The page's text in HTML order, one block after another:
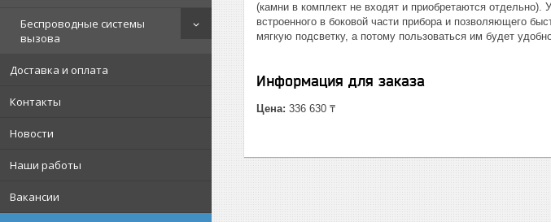
Беспроводные системы
вызова
Доставка и оплата
Контакты
Новости
Наши работы
Вакансии
(камни в комплект не входят и приобретаются отдельно).
встроенного в боковой части прибора и позволяющего
мягкую подсветку, а потому пользоваться им будет
Информация для заказа
Цена: 336 630 ₸